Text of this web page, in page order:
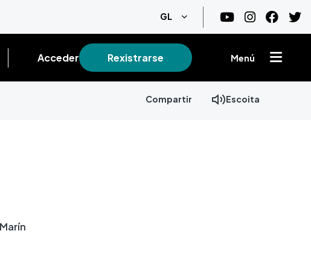
GL List additional actions
Acceder Rexistrarse Menú
Compartir Escoita
Marín